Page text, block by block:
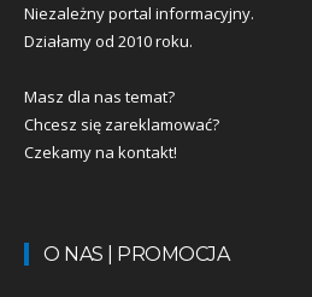
Niezależny portal informacyjny.
Działamy od 2010 roku.
Masz dla nas temat?
Chcesz się zareklamować?
Czekamy na kontakt!
O NAS | PROMOCJA